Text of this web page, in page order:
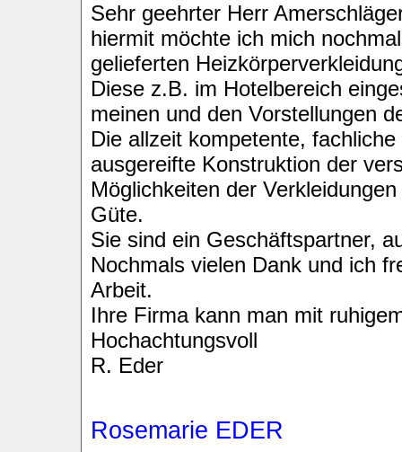
Sehr geehrter Herr
hiermit möchte ich mich
gelieferten
Diese z.B. im Hotelbereich
meinen und den Vorstellungen
Die allzeit kompetente,
ausgereifte Konstruktion der
Möglichkeiten der
Güte.
Sie sind ein Geschäftspartner,
Nochmals vielen Dank und ich
Arbeit.
Ihre Firma kann man mit
Hochachtungsvoll
R. Eder
Rosemarie EDER